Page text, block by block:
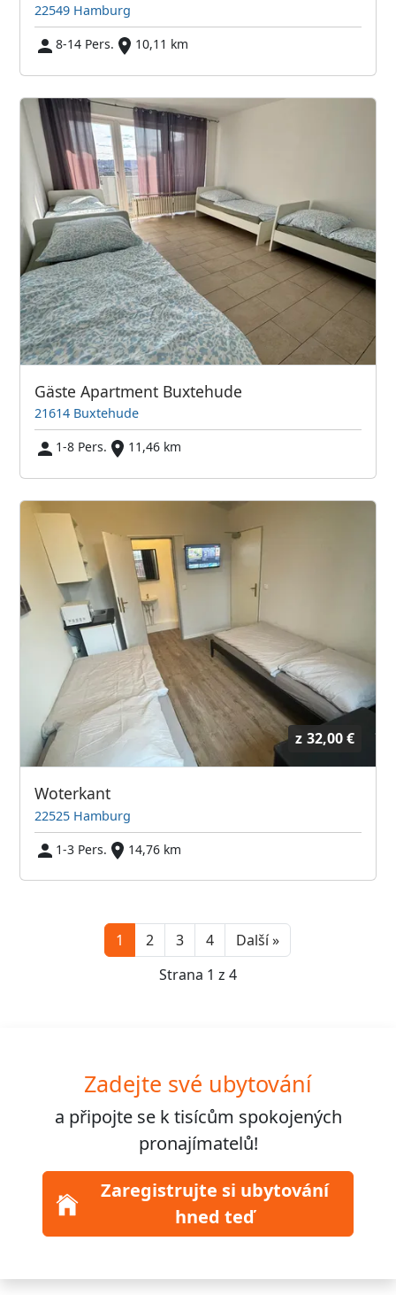
22549 Hamburg
8-14 Pers.
10,11 km
Gäste Apartment Buxtehude
21614 Buxtehude
1-8 Pers.
11,46 km
z 32,00 €
Woterkant
22525 Hamburg
1-3 Pers.
14,76 km
1 2 3 4 Další »Next
Strana 1 z 4
Zadejte své ubytování
a připojte se ktisícům spokojených
pronajímatelů!
Zaregistrujte si ubytování
hned teď